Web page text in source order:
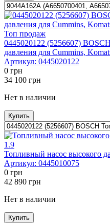
Топ продаж
0445020122 (5256607)
давления для Cummins,
Артикул: 0445020122
0 грн
34 100 грн
Нет в наличии
Купить
Топливный насос высокого
Артикул: 0445010075
0 грн
42 890 грн
Нет в наличии
Купить